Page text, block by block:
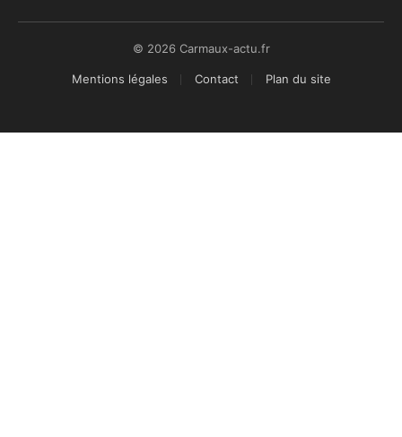
© 2026 Carmaux-actu.fr
Mentions légales Contact Plan du site